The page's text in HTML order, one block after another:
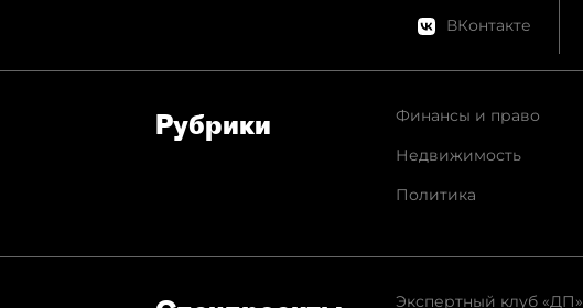
ВКонтакте
Рубрики
Финансы и право
Недвижимость
Политика
Экспертный клуб «ДП»